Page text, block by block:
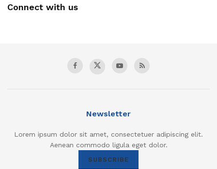
Connect with us
Newsletter
Lorem ipsum dolor sit amet, consectetuer adipiscing elit.
Aenean commodo ligula eget dolor.
SUBSCRIBE